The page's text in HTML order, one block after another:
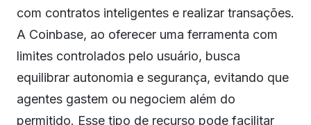
com contratos inteligentes e realizar transações.
A Coinbase, ao oferecer uma ferramenta com
limites controlados pelo usuário, busca
equilibrar autonomia e segurança, evitando que
agentes gastem ou negociem além do
permitido. Esse tipo de recurso pode facilitar